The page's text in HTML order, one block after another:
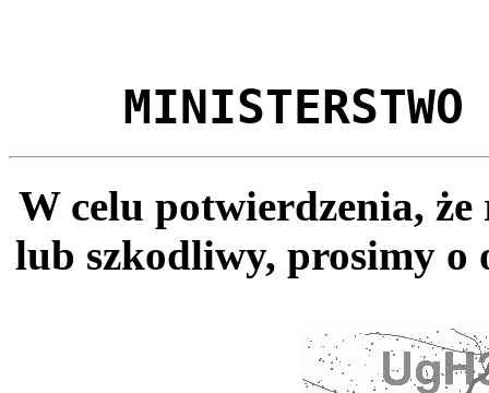
MINISTERSTWO
W celu potwierdzenia,
lub szkodliwy, prosimy o